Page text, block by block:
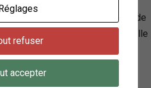
l’Institut de beauté Hedelgarde
à sublimer la beauté naturelle
gamme complète de soins
de cinq esthéticiennes
offre une expérience de
refuser
accepter